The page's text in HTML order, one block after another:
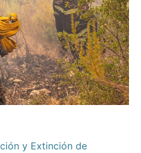
y Extinción de